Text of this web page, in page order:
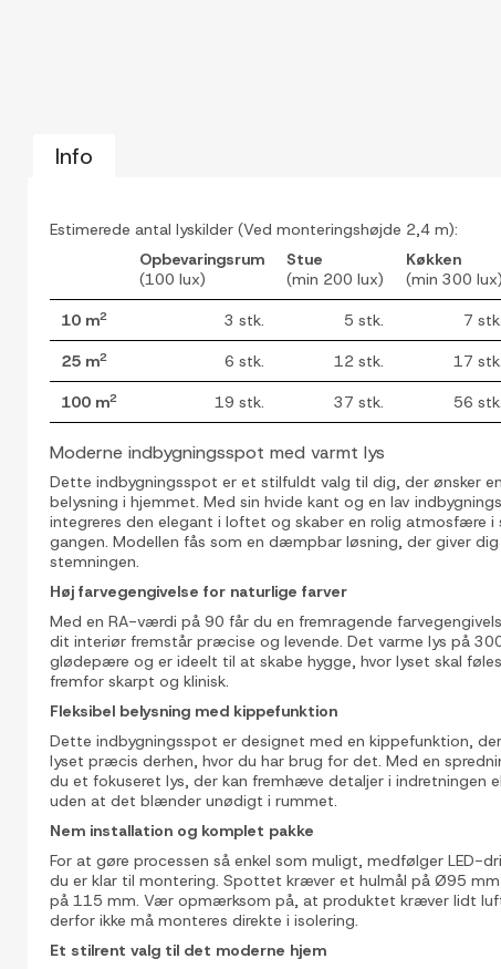
Info
Estimerede antal lyskilder (Ved monteringshøjde 2,4 m):
Opbevaringsrum
(100 lux)
Stue
(min 200 lux)
Køkken
(min 300 lux)
10 m2 3 stk. 5 stk. 7 stk.
25 m2 6 stk. 12 stk. 17 stk.
100 m2 19 stk. 37 stk. 56 stk.
Moderne indbygningsspot med varmt lys
Dette indbygningsspot er et stilfuldt valg til dig, der ønsker
belysning i hjemmet. Med sin hvide kant og en lav
integreres den elegant i loftet og skaber en rolig atmosfære i
gangen. Modellen fås som en dæmpbar løsning, der giver
stemningen.
Høj farvegengivelse for naturlige farver
Med en RA-værdi på 90 får du en fremragende
dit interiør fremstår præcise og levende. Det varme lys på
glødepære og er ideelt til at skabe hygge, hvor lyset skal
fremfor skarpt og klinisk.
Fleksibel belysning med kippefunktion
Dette indbygningsspot er designet med en kippefunktion,
lyset præcis derhen, hvor du har brug for det. Med en
du et fokuseret lys, der kan fremhæve detaljer i indretningen
uden at det blænder unødigt i rummet.
Nem installation og komplet pakke
For at gøre processen så enkel som muligt, medfølger LED-
du er klar til montering. Spottet kræver et hulmål på Ø95
på 115 mm. Vær opmærksom på, at produktet kræver lidt
derfor ikke må monteres direkte i isolering.
Et stilrent valg til det moderne hjem